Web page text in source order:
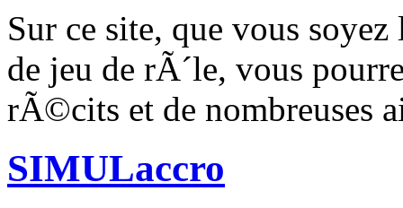
Sur ce site, que vous
de jeu de rÃ´le, vous
rÃ©cits et de nombreuses
SIMULaccro